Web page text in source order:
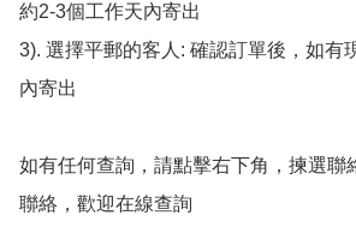
約2-3個工作天內寄出
3). 選擇平郵的客人: 確認訂單後，如有
內寄出
如有任何查詢，請點擊右下角，揀選聯
聯絡，歡迎在線查詢